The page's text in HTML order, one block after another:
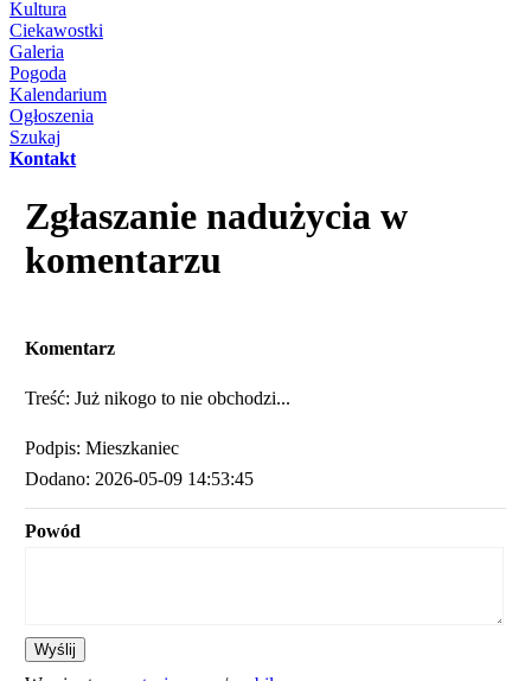
Kultura
Ciekawostki
Galeria
Pogoda
Kalendarium
Ogłoszenia
Szukaj
Kontakt
Zgłaszanie nadużycia w
komentarzu
Komentarz
Treść: Już nikogo to nie obchodzi...
Podpis: Mieszkaniec
Dodano: 2026-05-09 14:53:45
Powód
Wyślij